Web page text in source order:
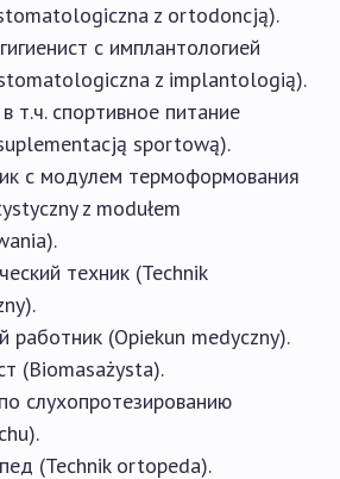
z ortodoncją).
с имплантологией
z implantologią).
т.ч. спортивное питание
sportową).
с модулем термоформования
z modułem
техник (Technik
работник (Opiekun medyczny).
(Biomasażysta).
слухопротезированию
(Technik ortopeda).